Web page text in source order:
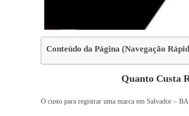
Conteúdo da Página (Navegação
Quanto Custa
O custo para registrar uma marca em Salvador –